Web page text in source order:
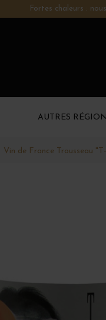
Fortes chaleurs :
AUTRES
Vin de France Trousseau